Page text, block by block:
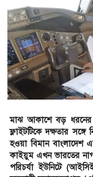
মাঝ আকাশে বড় ধরনের
ফ্লাইটটিকে দক্ষতার
হওয়া বিমান বাংলাদেশ
কাইয়ুম এখন ভারতের
পরিচর্যা ইউনিটে